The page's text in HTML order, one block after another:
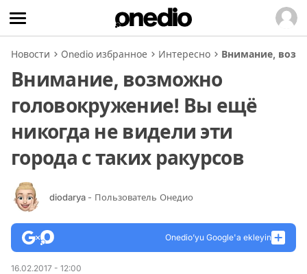
Новости Onedio избранное Интересно Внимание,
Внимание, возможно
головокружение! Вы ещё
никогда не видели эти
города с таких ракурсов
diodarya - Пользователь Онедио
Onedio’yu Google'a ekleyin
16.02.2017 - 12:00